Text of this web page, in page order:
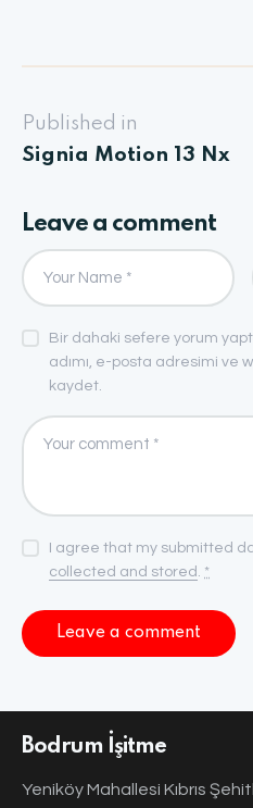
Published in
Signia Motion 13 Nx
Leave a comment
Bir dahaki sefere yorum
adımı, e-posta adresimi ve
kaydet.
I agree that my submitted
collected and stored
*
Bodrum İşitme
Yeniköy Mahallesi Kıbrıs